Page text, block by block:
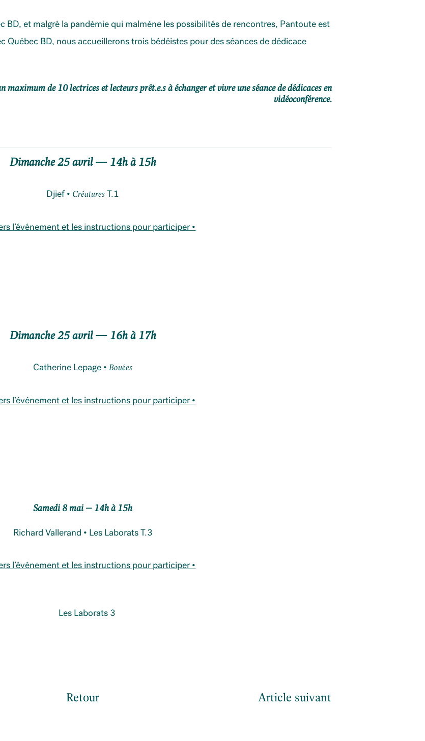
BD, et malgré la pandémie qui malmène les possibilités de rencontres, Pantoute est
Québec BD, nous accueillerons trois bédéistes pour des séances de dédicace
maximum de 10 lectrices et lecteurs prêt.e.s à échanger et vivre une séance de dédicaces en
vidéoconférence.
Dimanche 25 avril — 14h à 15h
Djief • CréaturesT.1
l’événement et les instructions pour participer •
Dimanche 25 avril — 16h à 17h
Catherine Lepage •Bouées
l’événement et les instructions pour participer •
Samedi 8 mai – 14h à 15h
Richard Vallerand • Les Laborats T.3
l’événement et les instructions pour participer •
Retour Article suivant